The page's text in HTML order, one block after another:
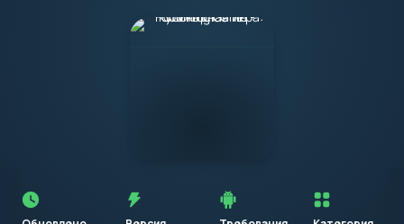
установкой
приложения